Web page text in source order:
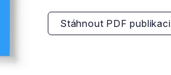
Stáhnout PDF publikaci